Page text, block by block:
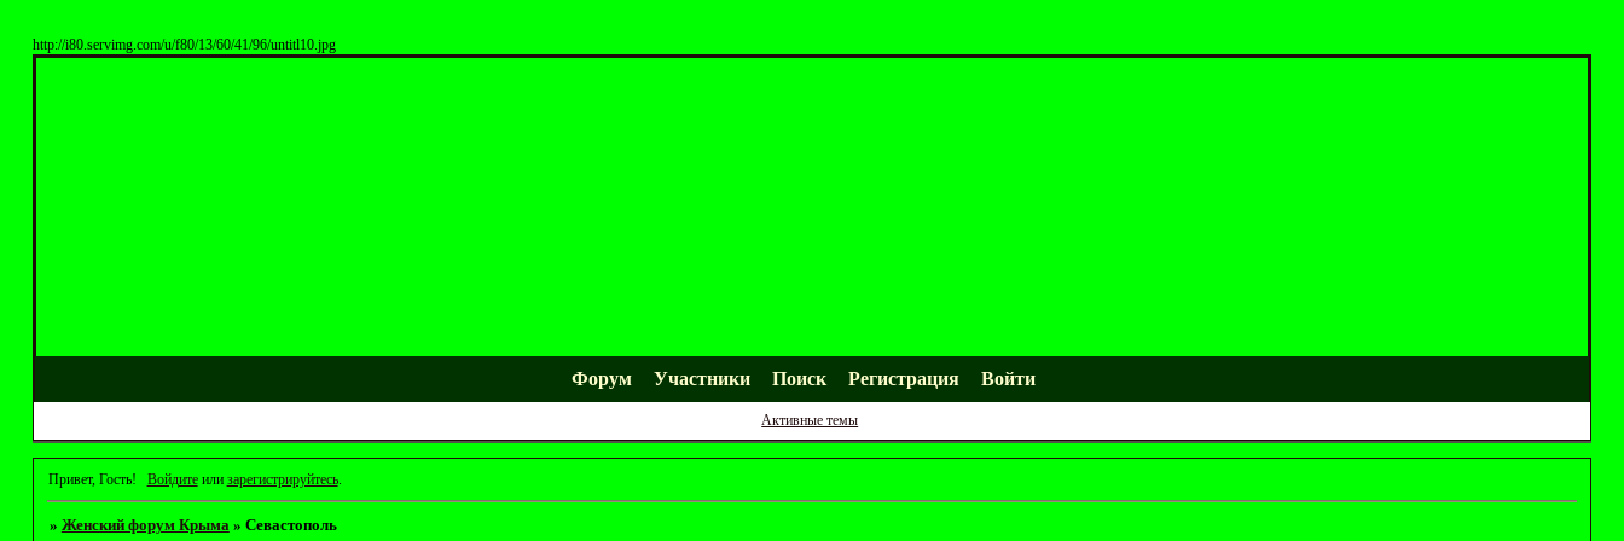
http://i80.servimg.com/u/f80/13/60/41/96/untitl10.jpg
Форум Участники Поиск Регистрация Войти
Активные темы
Привет, Гость! Войдитеили зарегистрируйтесь.
» Женский форум Крыма » Севастополь